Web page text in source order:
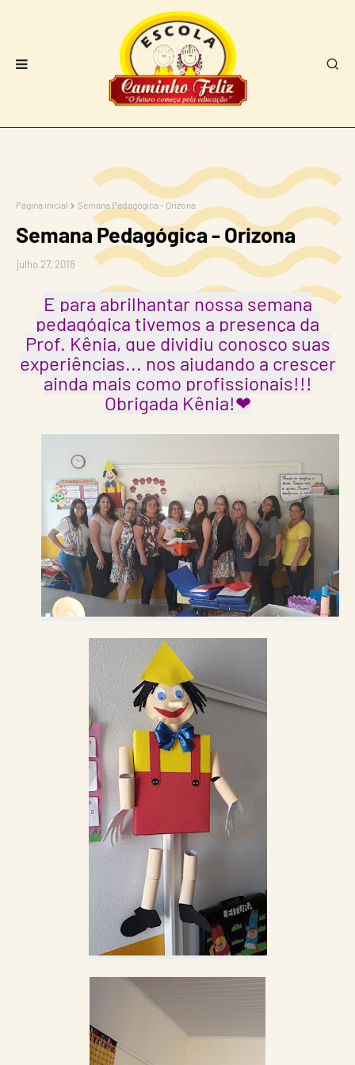
Página inicial Semana Pedagógica - Orizona
Semana Pedagógica - Orizona
julho 27, 2018
E para abrilhantar nossa semana
pedagógica tivemos a presença da
Prof. Kênia, que dividiu conosco suas
experiências... nos ajudando a crescer
ainda mais como profissionais!!!
Obrigada Kênia!❤